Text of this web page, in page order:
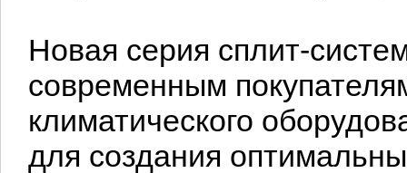
Новая серия сплит-
современным
климатического
для создания